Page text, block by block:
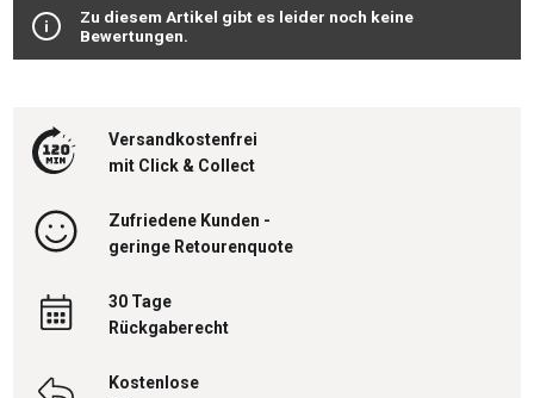
Zu diesem Artikel gibt es leider noch keine
Bewertungen.
Versandkostenfrei
mit Click & Collect
Zufriedene Kunden -
geringe Retourenquote
30 Tage
Rückgaberecht
Kostenlose